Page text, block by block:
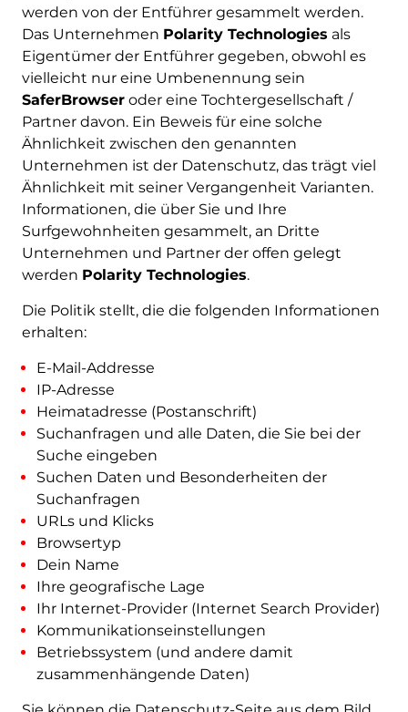
werden von der Entführer gesammelt werden.
Das Unternehmen Polarity Technologies als
Eigentümer der Entführer gegeben, obwohl es
vielleicht nur eine Umbenennung sein
SaferBrowseroder eine Tochtergesellschaft /
Partner davon. Ein Beweis für eine solche
Ähnlichkeit zwischen den genannten
Unternehmen ist der Datenschutz, das trägt viel
Ähnlichkeit mit seiner Vergangenheit Varianten.
Informationen, die über Sie und Ihre
Surfgewohnheiten gesammelt, an Dritte
Unternehmen und Partner der offen gelegt
werden Polarity Technologies.
Die Politik stellt, die die folgenden Informationen
erhalten:
E-Mail-Addresse
IP-Adresse
Heimatadresse (Postanschrift)
Suchanfragen und alle Daten, die Sie bei der
Suche eingeben
Suchen Daten und Besonderheiten der
Suchanfragen
URLs und Klicks
Browsertyp
Dein Name
Ihre geografische Lage
Ihr Internet-Provider (Internet Search Provider)
Kommunikationseinstellungen
Betriebssystem (und andere damit
zusammenhängende Daten)